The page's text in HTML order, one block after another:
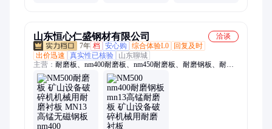
山东恒心仁盛钢材有限公司
洽谈
7年 档 安心购 综合体验L0
回复及时
出价迅速
真实性已核验
山东聊城
主营： 耐磨板、nm400耐磨板、nm450耐磨板、耐磨钢板、耐候
钢板、MN13高锰钢板、nm500耐磨钢板、钢板切割、矿山机械
钢板、堆焊耐磨板、碳化铬耐磨板、复合耐磨板、双金属耐磨板